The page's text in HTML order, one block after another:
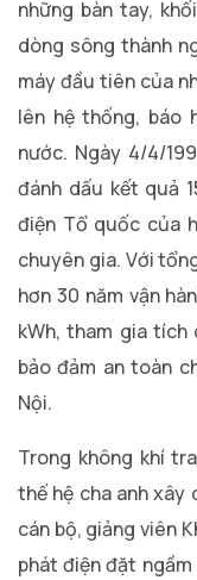
những bàn tay,
dòng sông thành
máy đầu tiên của
lên hệ thống, báo
nước. Ngày 4/4/
đánh dấu kết quả
điện Tổ quốc của
chuyên gia. Với
hơn 30 năm vận
kWh, tham gia
bảo đảm an toàn
Nội.
Trong không khí
thế hệ cha anh xây
cán bộ, giảng viên
phát điện đặt